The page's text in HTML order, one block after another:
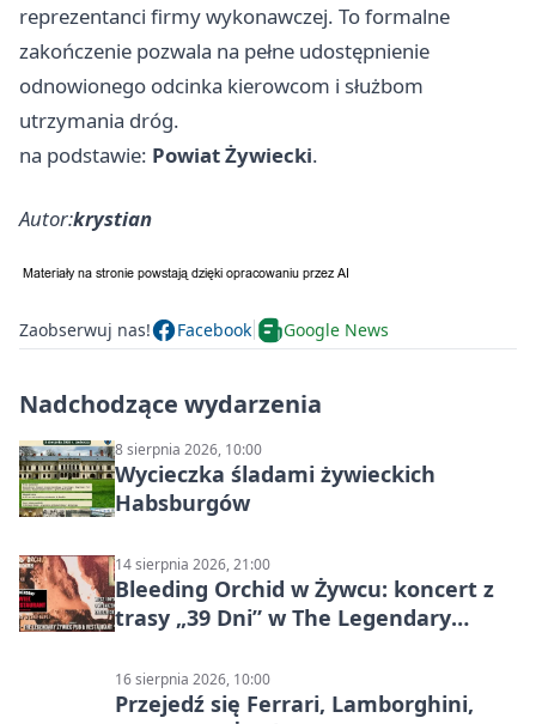
reprezentanci firmy wykonawczej. To formalne
zakończenie pozwala na pełne udostępnienie
odnowionego odcinka kierowcom i służbom
utrzymania dróg.
na podstawie: Powiat Żywiecki.
Autor:krystian
Zaobserwuj nas! Facebook Google News
Nadchodzące wydarzenia
8 sierpnia 2026, 10:00
Wycieczka śladami żywieckich
Habsburgów
14 sierpnia 2026, 21:00
Bleeding Orchid w Żywcu: koncert z
trasy „39 Dni” w The Legendary
16 sierpnia 2026, 10:00
Przejedź się Ferrari, Lamborghini,